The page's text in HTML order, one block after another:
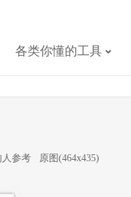
各类你懂的工具
人参考 原图(464x435)